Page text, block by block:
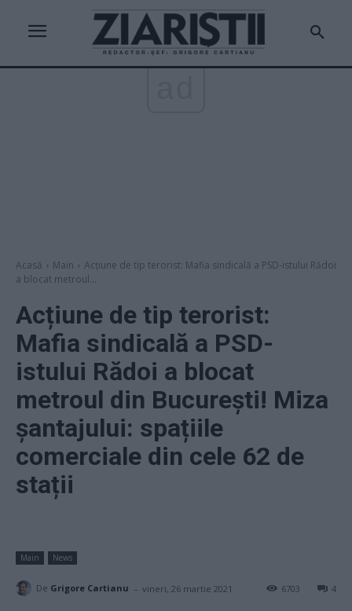
Acasă Main
Acțiune de tip terorist: Mafia sindicală a PSD-istului Rădoi
a blocat metroul...
Acțiune de tip terorist:
Mafia sindicală a PSD-
istului Rădoi a blocat
metroul din București! Miza
șantajului: spațiile
comerciale din cele 62 de
stații
Main News
De Grigore Cartianu - vineri, 26 martie 2021 4
6703